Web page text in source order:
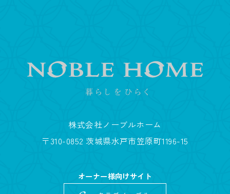
株式会社ノーブルホーム
〒310-0852 茨城県水戸市笠原町1196-15
オーナー様向けサイト